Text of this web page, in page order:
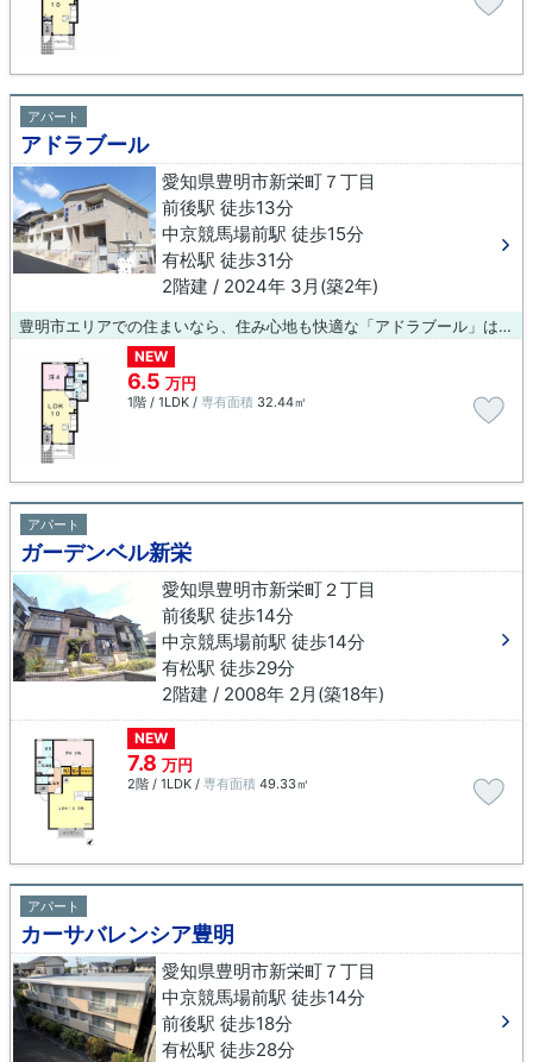
アパート
アドラブール
愛知県豊明市新栄町７丁目
前後駅 徒歩13分
中京競馬場前駅 徒歩15分
有松駅 徒歩31分
2階建 / 2024年 3月(築2年)
豊明市エリアでの住まいなら、住み心地も快適な「アドラブール」はいかがでしょうか。住む人のことも考えられている満足度の高いアパートです。設備が充実してうれしい、築浅物件です。駅までのアクセスが良い、徒歩13分のところに位置する物件です。物件のお問い合わせはお気軽にご連絡ください。お探しいただいた物件でご不明な点がございました場合もお気軽にお問い合わせ下さい。
NEW
6.5 万円
1階 / 1LDK / 専有面積 32.44㎡
アパート
ガーデンベル新栄
愛知県豊明市新栄町２丁目
前後駅 徒歩14分
中京競馬場前駅 徒歩14分
有松駅 徒歩29分
2階建 / 2008年 2月(築18年)
NEW
7.8 万円
2階 / 1LDK / 専有面積 49.33㎡
アパート
カーサバレンシア豊明
愛知県豊明市新栄町７丁目
中京競馬場前駅 徒歩14分
前後駅 徒歩18分
有松駅 徒歩28分